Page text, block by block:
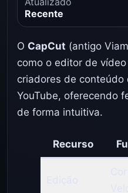
Recente
O CapCut (antigo
como o editor de
criadores de conteúdo
YouTube, oferecendo
de forma intuitiva.
Recurso